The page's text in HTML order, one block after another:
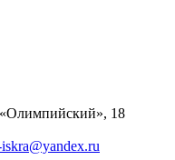
18